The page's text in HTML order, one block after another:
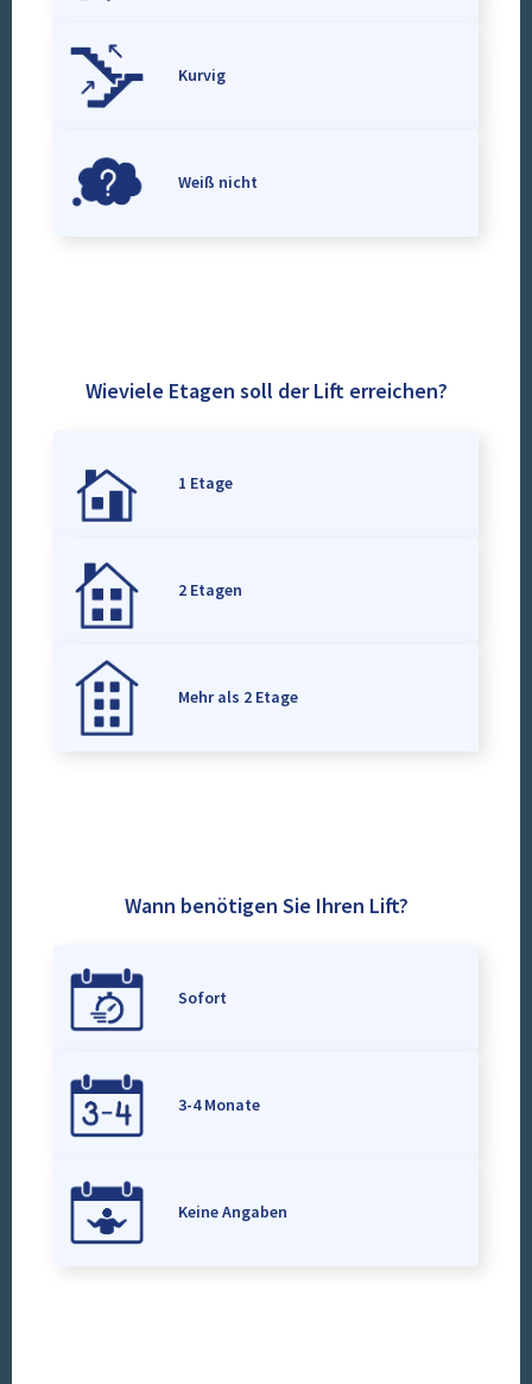
Kurvig
Weiß nicht
Wieviele Etagen soll der Lift erreichen?
1 Etage
2 Etagen
Mehr als 2 Etage
Wann benötigen Sie Ihren Lift?
Sofort
3-4 Monate
Keine Angaben